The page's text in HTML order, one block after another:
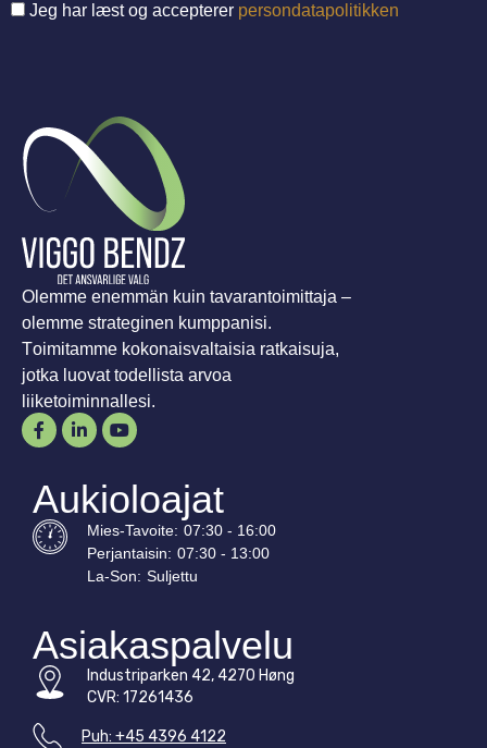
Jeg har læst og accepterer persondatapolitikken
Olemme enemmän kuin tavarantoimittaja –
olemme strateginen kumppanisi.
Toimitamme kokonaisvaltaisia ratkaisuja,
jotka luovat todellista arvoa
liiketoiminnallesi.
Aukioloajat
Mies-Tavoite: 07:30 - 16:00
Perjantaisin: 07:30 - 13:00
La-Son: Suljettu
Asiakaspalvelu
Industriparken 42, 4270 Høng
CVR: 17261436
Puh: +45 4396 4122